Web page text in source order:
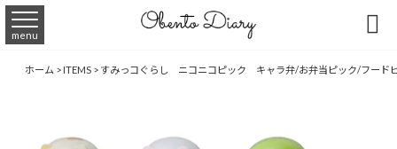
menu 
ホーム>ITEMS>すみっコぐらし ニコニコピック キャラ弁/お弁当ピック/フード